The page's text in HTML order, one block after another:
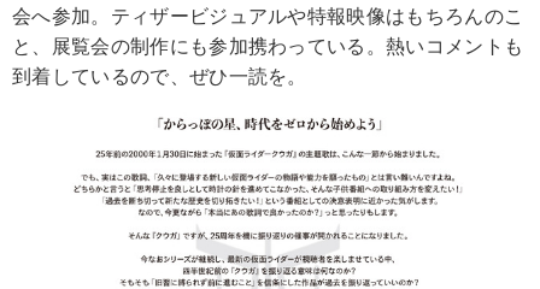
会へ参加。ティザービジュアルや特報映像はもちろんのこ
と、展覧会の制作にも参加携わっている。熱いコメントも
到着しているので、ぜひ一読を。